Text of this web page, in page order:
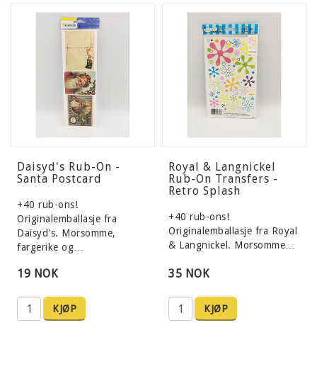
Daisyd's Rub-On -
Santa Postcard
+40 rub-ons!
Originalemballasje fra
Daisyd's. Morsomme,
fargerike og…
19 NOK
KJØP
Royal & Langnickel
Rub-On Transfers -
Retro Splash
+40 rub-ons!
Originalemballasje fra Royal
& Langnickel. Morsomme…
35 NOK
KJØP